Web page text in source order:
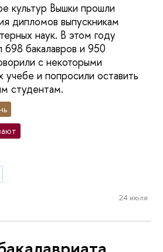
культур Вышки прошли
дипломов выпускникам
наук. В этом году
698 бакалавров и 950
с некоторыми
учебе и попросили оставить
студентам.
24 июля